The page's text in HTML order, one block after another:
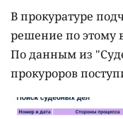
В прокуратуре
решение по этому
По данным из
прокуроров